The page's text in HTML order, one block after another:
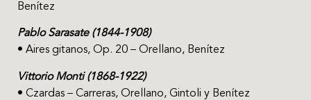
Benítez
Pablo Sarasate (1844-1908)
• Aires gitanos, Op. 20 – Orellano, Benítez
Vittorio Monti (1868-1922)
• Czardas – Carreras, Orellano, Gintoli y Benítez